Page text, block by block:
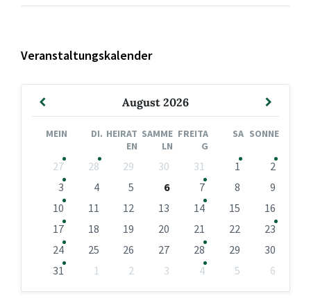
Veranstaltungskalender
August 2026
Vormonat
MEIN DI. HEIRAT
EN
SAMME
LN
FREITA
G
SA SONNE
Kalendertage
überspringen
27 28 29 30 31 1
2
3
4 5 6 7 8
9
10
11 12 13 14 15
16
17
18 19 20 21 22
23
24
25 26 27 28 29
30
31
1 2 3 4 5
6